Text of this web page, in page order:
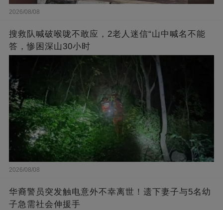
2026/08/08
搜救队喊破喉咙不敢应，2老人迷信“山中喊名不能
答，惨困深山30小时
2026/08/08
华裔警员突发触电意外不幸离世！遗下妻子与5名幼
子急需社会伸援手